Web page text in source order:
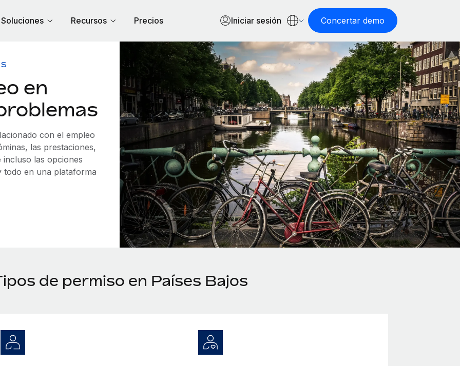
Soluciones Recursos Precios Iniciar sesión Concertar demo
en
con el empleo
las prestaciones,
las opciones
todo en una plataforma
de permiso en Países Bajos